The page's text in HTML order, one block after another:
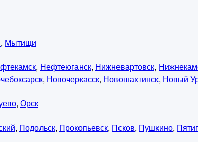
, Мытищи
, Нефтеюганск, Нижневартовск,
, Новочеркасск, Новошахтинск, Новый
, Орск
, Подольск, Прокопьевск, Псков, Пушкино,